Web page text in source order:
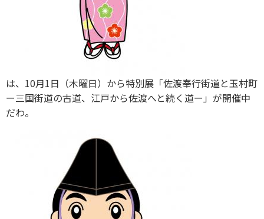
は、10月1日（木曜日）から特別展「佐渡奉行街道と玉村町
ー三国街道の古道、江戸から佐渡へと続く道ー」が開催中
だわ。